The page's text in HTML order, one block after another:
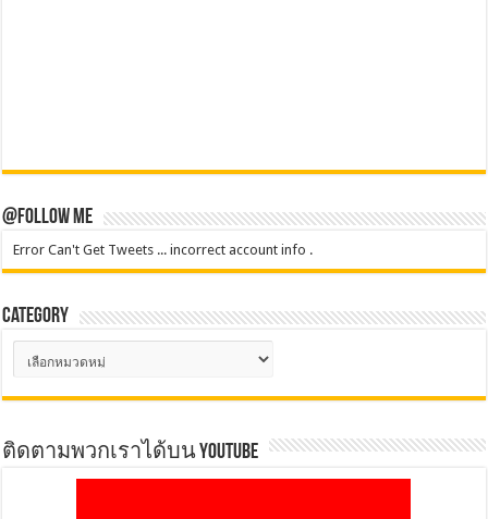
@Follow Me
Error Can't Get Tweets ... incorrect account info .
Category
Category
ติดตามพวกเราได้บน YOUTUBE